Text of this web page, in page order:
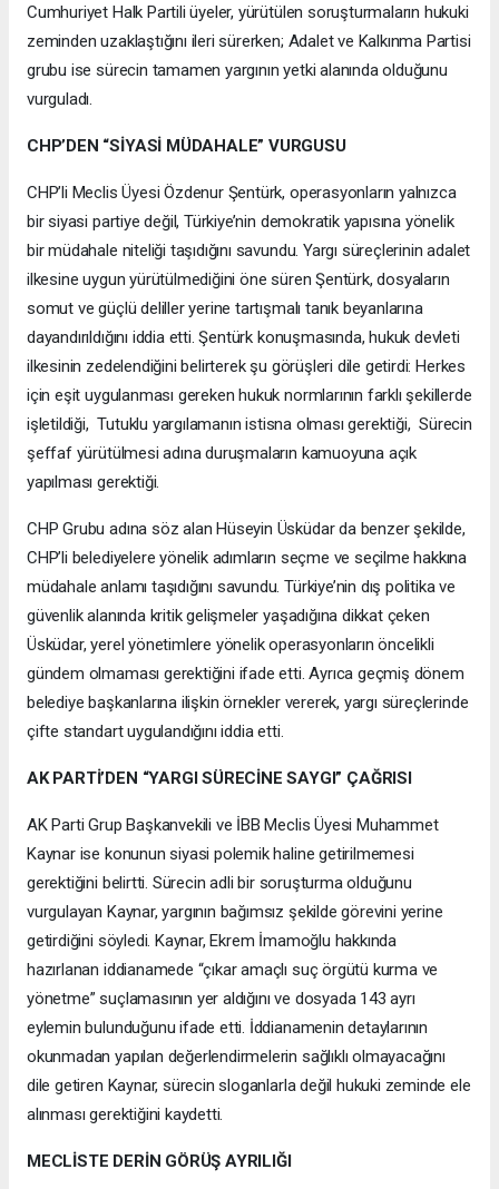
Cumhuriyet Halk Partili üyeler, yürütülen soruşturmaların hukuki
zeminden uzaklaştığını ileri sürerken; Adalet ve Kalkınma Partisi
grubu ise sürecin tamamen yargının yetki alanında olduğunu
vurguladı.
CHP’DEN “SİYASİ MÜDAHALE” VURGUSU
CHP’li Meclis Üyesi Özdenur Şentürk, operasyonların yalnızca
bir siyasi partiye değil, Türkiye’nin demokratik yapısına yönelik
bir müdahale niteliği taşıdığını savundu. Yargı süreçlerinin adalet
ilkesine uygun yürütülmediğini öne süren Şentürk, dosyaların
somut ve güçlü deliller yerine tartışmalı tanık beyanlarına
dayandırıldığını iddia etti. Şentürk konuşmasında, hukuk devleti
ilkesinin zedelendiğini belirterek şu görüşleri dile getirdi: Herkes
için eşit uygulanması gereken hukuk normlarının farklı şekillerde
işletildiği, Tutuklu yargılamanın istisna olması gerektiği, Sürecin
şeffaf yürütülmesi adına duruşmaların kamuoyuna açık
yapılması gerektiği.
CHP Grubu adına söz alan Hüseyin Üsküdar da benzer şekilde,
CHP’li belediyelere yönelik adımların seçme ve seçilme hakkına
müdahale anlamı taşıdığını savundu. Türkiye’nin dış politika ve
güvenlik alanında kritik gelişmeler yaşadığına dikkat çeken
Üsküdar, yerel yönetimlere yönelik operasyonların öncelikli
gündem olmaması gerektiğini ifade etti. Ayrıca geçmiş dönem
belediye başkanlarına ilişkin örnekler vererek, yargı süreçlerinde
çifte standart uygulandığını iddia etti.
AK PARTİ’DEN “YARGI SÜRECİNE SAYGI” ÇAĞRISI
AK Parti Grup Başkanvekili ve İBB Meclis Üyesi Muhammet
Kaynar ise konunun siyasi polemik haline getirilmemesi
gerektiğini belirtti. Sürecin adli bir soruşturma olduğunu
vurgulayan Kaynar, yargının bağımsız şekilde görevini yerine
getirdiğini söyledi. Kaynar, Ekrem İmamoğlu hakkında
hazırlanan iddianamede “çıkar amaçlı suç örgütü kurma ve
yönetme” suçlamasının yer aldığını ve dosyada 143 ayrı
eylemin bulunduğunu ifade etti. İddianamenin detaylarının
okunmadan yapılan değerlendirmelerin sağlıklı olmayacağını
dile getiren Kaynar, sürecin sloganlarla değil hukuki zeminde ele
alınması gerektiğini kaydetti.
MECLİSTE DERİN GÖRÜŞ AYRILIĞI